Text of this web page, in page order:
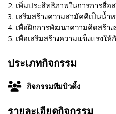
2. เพิ่มประสิทธิภาพในการการสื่อ
3. เสริมสร้างความสามัคคีเป็นน้ำ
4. เพื่อฝึกการพัฒนาความคิดสร้าง
5. เพื่อเสริมสร้างความแข็งแรงใ
ประเภทกิจกรรม
กิจกรรมทีมบิวดิ้ง
รายละเอียดกิจกรรม